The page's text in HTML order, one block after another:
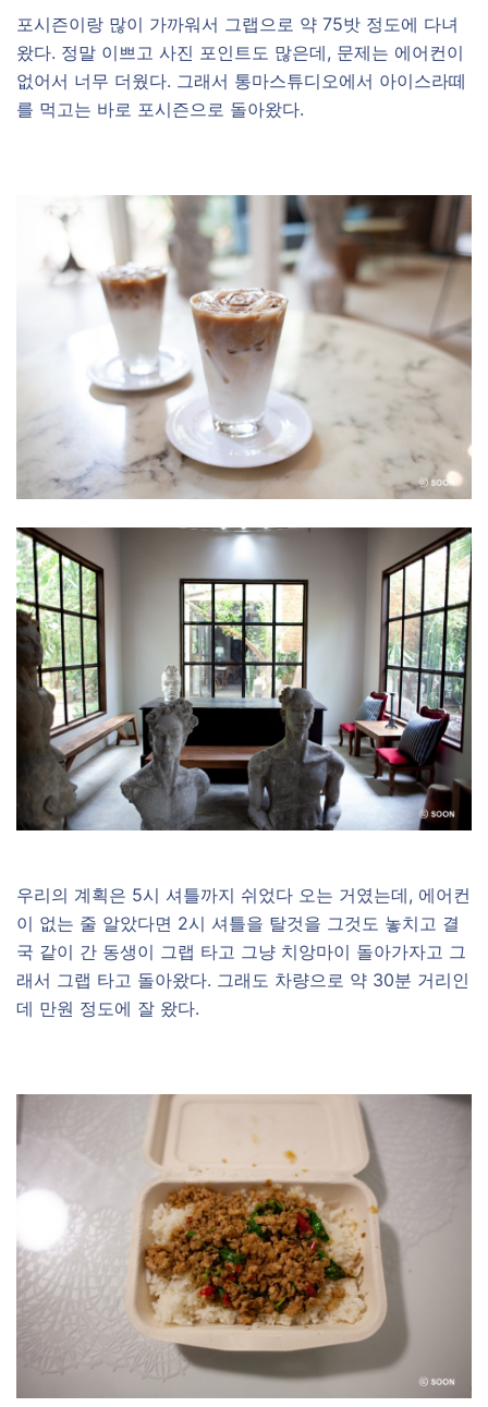
포시즌이랑 많이 가까워서 그랩으로 약 75밧 정도에 다녀
왔다. 정말 이쁘고 사진 포인트도 많은데, 문제는 에어컨이
없어서 너무 더웠다. 그래서 통마스튜디오에서 아이스라떼
를 먹고는 바로 포시즌으로 돌아왔다.
우리의 계획은 5시 셔틀까지 쉬었다 오는 거였는데, 에어컨
이 없는 줄 알았다면 2시 셔틀을 탈것을 그것도 놓치고 결
국 같이 간 동생이 그랩 타고 그냥 치앙마이 돌아가자고 그
래서 그랩 타고 돌아왔다. 그래도 차량으로 약 30분 거리인
데 만원 정도에 잘 왔다.